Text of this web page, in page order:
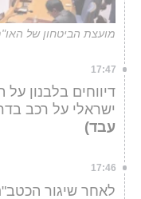
מועצת הביטחון של
17:47
דיווחים בלבנון
ישראלי על רכב
עבד)
17:46
לאחר שיגור